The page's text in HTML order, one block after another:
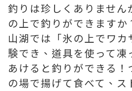
釣りは珍しくありません
の上で釣りができますか
山湖では「氷の上でワ
験でき、道具を使って凍
あけると釣りができる！
の場で揚げて食べて、ス